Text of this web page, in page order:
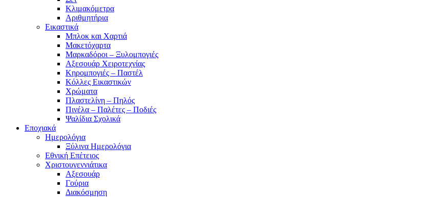
Κλιμακόμετρα
Αριθμητήρια
Εικαστικά
Μπλοκ και Χαρτιά
Μακετόχαρτα
Μαρκαδόροι – Ξυλομπογιές
Αξεσουάρ Χειροτεχνίας
Κηρομπογιές – Παστέλ
Κόλλες Εικαστικών
Χρώματα
Πλαστελίνη – Πηλός
Πινέλα – Παλέτες – Ποδιές
Ψαλίδια Σχολικά
Εποχιακά
Ημερολόγια
Ξύλινα Ημερολόγια
Εθνική Επέτειος
Χριστουγεννιάτικα
Αξεσουάρ
Γούρια
Διακόσμηση